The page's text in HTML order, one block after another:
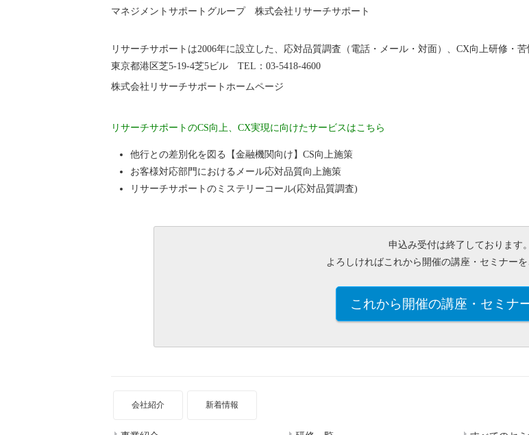
マネジメントサポートグループ 株式会社リサーチサポート
リサーチサポートは2006年に設立した、応対品質調査（電話・メール・対面）、CX向上研修・
東京都港区芝5-19-4芝5ビル TEL：03-5418-4600
株式会社リサーチサポートホームページ
リサーチサポートのCS向上、CX実現に向けたサービスはこちら
他行との差別化を図る【金融機関向け】CS向上施策
お客様対応部門におけるメール応対品質向上施策
リサーチサポートのミステリーコール(応対品質調査)
申込み受付は終了しております。
よろしければこれから開催の講座・セミナーを
これから開催の講座・セミナ
会社紹介
新着情報